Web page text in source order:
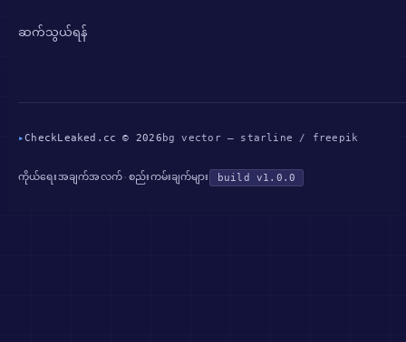
ဆက်သွယ်ရန်
▸CheckLeaked.cc © 2026 bg vector — starline / freepik
ကိုယ်ရေးအချက်အလက်·စည်းကမ်းချက်များ build v1.0.0